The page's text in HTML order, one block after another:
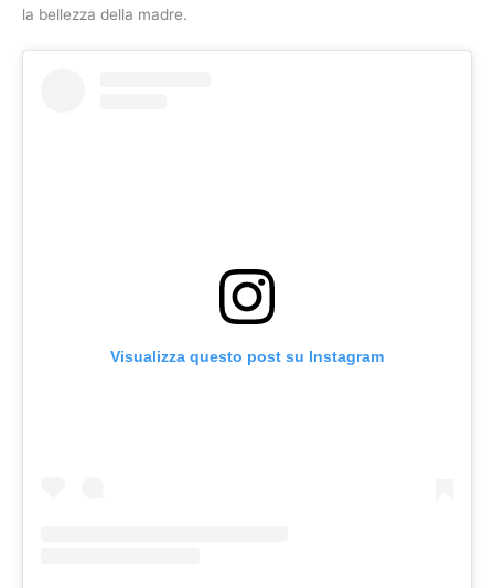
la bellezza della madre.
Visualizza questo post su Instagram